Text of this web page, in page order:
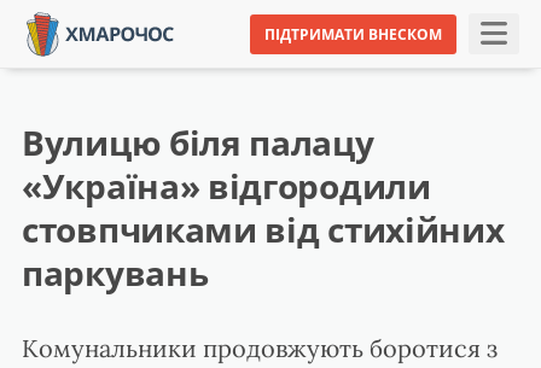
ПІДТРИМАТИ ВНЕСКОМ
Вулицю біля палацу
«Україна» відгородили
стовпчиками від стихійних
паркувань
Комунальники продовжують боротися з